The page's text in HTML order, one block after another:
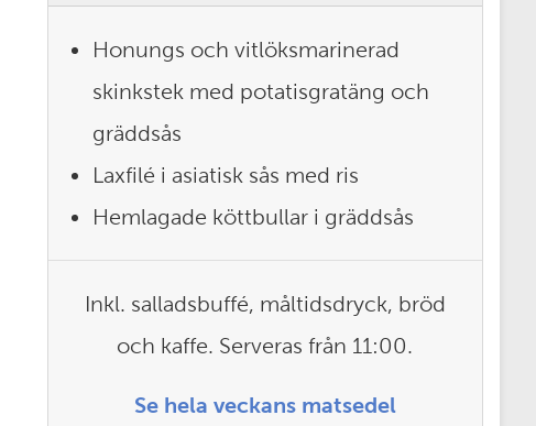
Honungs och vitlöksmarinerad
skinkstek med potatisgratäng och
gräddsås
Laxfilé i asiatisk sås med ris
Hemlagade köttbullar i gräddsås
Inkl. salladsbuffé, måltidsdryck, bröd
och kaffe. Serveras från 11:00.
Se hela veckans matsedel